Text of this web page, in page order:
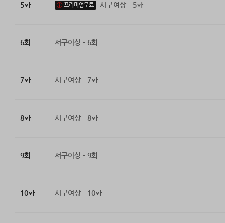
5화 프리미엄무료 서구여상 - 5화
6화 서구여상 - 6화
7화 서구여상 - 7화
8화 서구여상 - 8화
9화 서구여상 - 9화
10화 서구여상 - 10화